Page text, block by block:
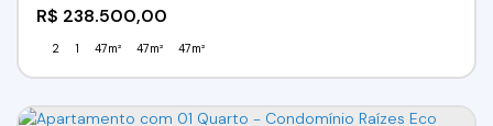
R$ 238.500,00
2 1 47m² 47m² 47m²